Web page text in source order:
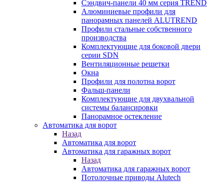
Сэндвич-панели 40 мм серия TREND
Алюминиевые профили для
панорамных панелей ALUTREND
Профили стальные собственного
производства
Комплектующие для боковой двери
серии SDN
Вентиляционные решетки
Окна
Профили для полотна ворот
Фальш-панели
Комплектующие для двухвальной
системы балансировки
Панорамное остекление
Автоматика для ворот
Назад
Автоматика для ворот
Автоматика для гаражных ворот
Назад
Автоматика для гаражных ворот
Потолочные приводы Alutech